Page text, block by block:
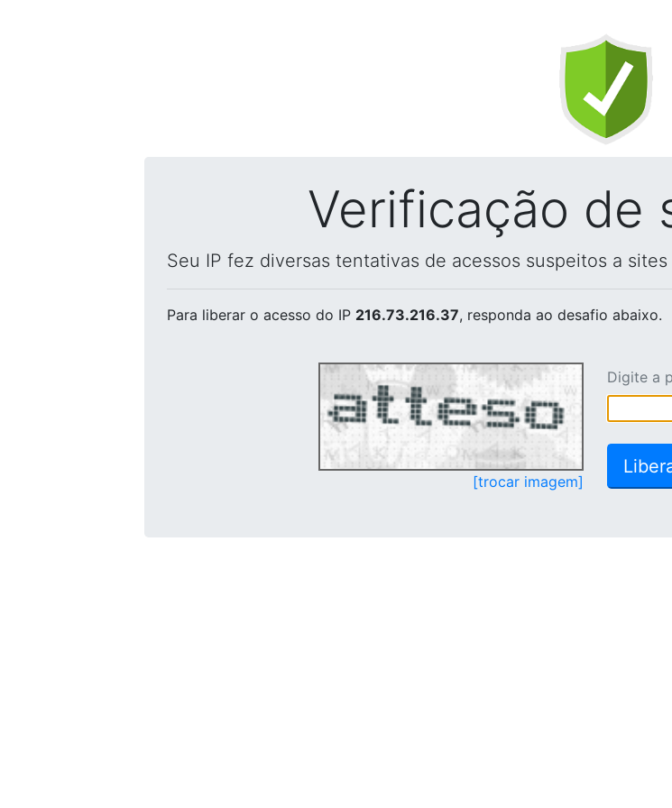
Verificação de
Seu IP fez diversas tentativas de acessos suspeitos a
Para liberar o acesso do IP 216.73.216.37, responda ao desafio abaixo.
[trocar imagem]
Digite a